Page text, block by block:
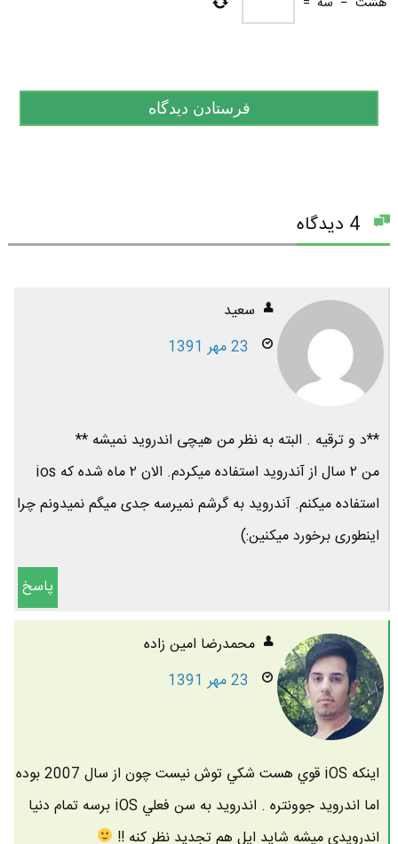
سعید
23 مهر 1391
**د و ترقیه . البته به نظر من هیچی اندروید نمیشه **
من ۲ سال از آندروید استفاده میکردم. الان ۲ ماه شده که ios
استفاده میکنم. آندروید به گرشم نمیرسه جدی میگم نمیدونم چرا
اینطوری برخورد میکنین:)
پاسخ
محمدرضا امين زاده
23 مهر 1391
اينكه iOS قوي هست شكي توش نيست چون از سال 2007 بوده
اما اندرويد جوونتره . اندرويد به سن فعلي iOS برسه تمام دنيا
اندرويدي ميشه شايد اپل هم تجديد نظر كنه !!